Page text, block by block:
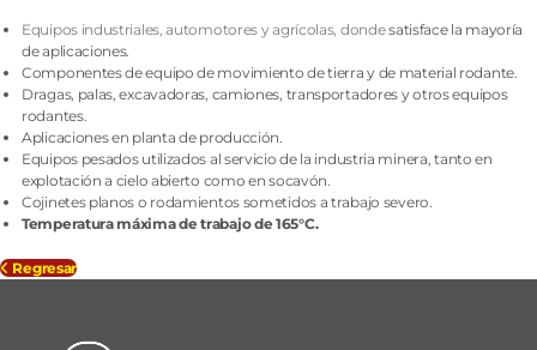
Equipos industriales, automotores y agrícolas, dondesatisface la mayoría
de aplicaciones.
Componentes de equipo de movimiento de tierra y de material rodante.
Dragas, palas, excavadoras, camiones, transportadores y otros equipos
rodantes.
Aplicaciones en planta de producción.
Equipos pesados utilizados al servicio de la industria minera, tanto en
explotación a cielo abierto como en socavón.
Cojinetes planos o rodamientos sometidos a trabajo severo.
Temperatura máxima de trabajo de 165°C.
Regresar